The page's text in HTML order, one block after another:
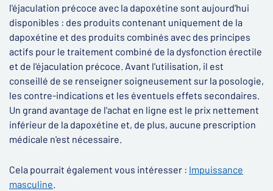
l'éjaculation précoce avec la dapoxétine sont aujourd'hui
disponibles : des produits contenant uniquement de la
dapoxétine et des produits combinés avec des principes
actifs pour le traitement combiné de la dysfonction érectile
et de l'éjaculation précoce. Avant l'utilisation, il est
conseillé de se renseigner soigneusement sur la posologie,
les contre-indications et les éventuels effets secondaires.
Un grand avantage de l'achat en ligne est le prix nettement
inférieur de la dapoxétine et, de plus, aucune prescription
médicale n'est nécessaire.
Cela pourrait également vous intéresser : Impuissance
masculine.